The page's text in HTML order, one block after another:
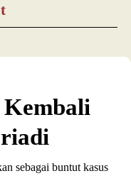
sebagai buntut kasus